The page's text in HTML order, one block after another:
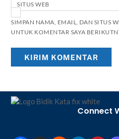
SITUS WEB
SIMPAN NAMA, EMAIL, DAN SITUS
UNTUK KOMENTAR SAYA
Back
Connect